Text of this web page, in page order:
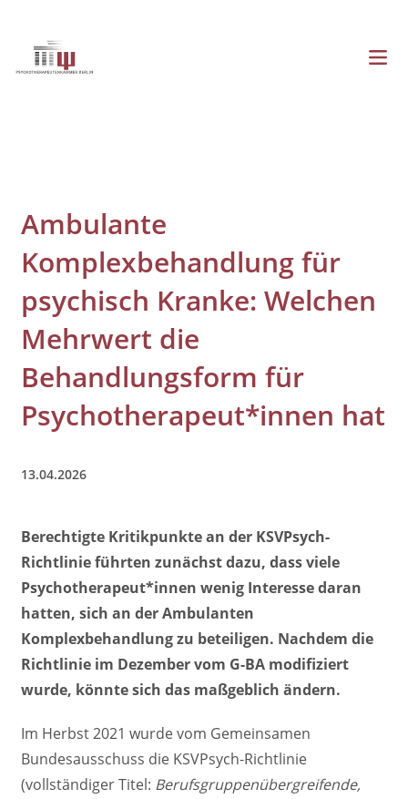
Inhalt
Menü
Ambulante
Komplexbehandlung für
psychisch Kranke: Welchen
Mehrwert die
Behandlungsform für
Psychotherapeut*innen hat
13.04.2026
Berechtigte Kritikpunkte an der KSVPsych-
Richtlinie führten zunächst dazu, dass viele
Psychotherapeut*innen wenig Interesse daran
hatten, sich an der Ambulanten
Komplexbehandlung zu beteiligen. Nachdem die
Richtlinie im Dezember vom G-BA modifiziert
wurde, könnte sich das maßgeblich ändern.
Im Herbst 2021 wurde vom Gemeinsamen
Bundesausschuss die KSVPsych-Richtlinie
(vollständiger Titel: Berufsgruppenübergreifende,